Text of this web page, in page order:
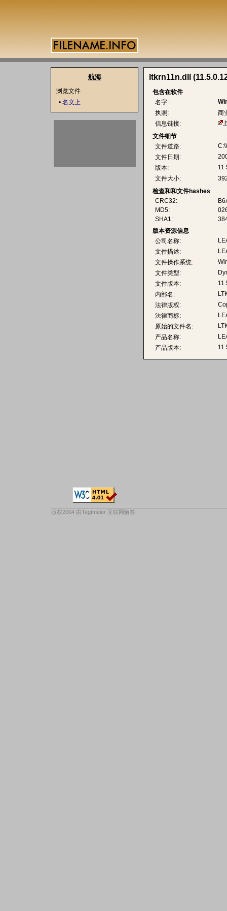
ltkrn11n.dll
包含在软件
名字:
执照:
商
信息链接:
文件细节
文件道路:
文件日期:
版本:
文件大小:
检查和和文件hashes
CRC32:
MD5:
SHA1:
版本资源信息
公司名称:
文件描述:
文件操作系统:
文件类型:
文件版本:
内部名:
法律版权:
法律商标:
原始的文件名:
产品名称:
产品版本:
航海
浏览文件
• 名义上
版权2004 由Tegtmeier 互联网解答